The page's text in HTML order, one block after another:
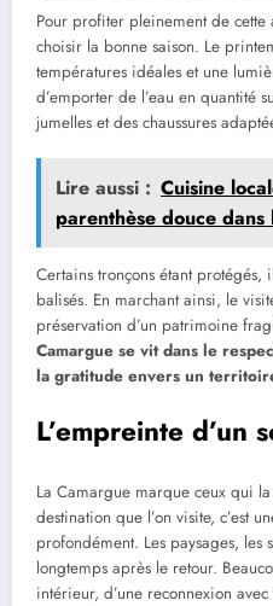
Pour profiter pleinement de
choisir la bonne saison. Le
températures idéales et une
d’emporter de l’eau en quantité
jumelles et des chaussures
Lire aussi : Cuisine
parenthèse douce dans
Certains tronçons étant protégés,
balisés. En marchant ainsi, le
préservation d’un patrimoine
Camargue se vit dans le
la gratitude envers un
L’empreinte d’un
La Camargue marque ceux qui la
destination que l’on visite, c’est
profondément. Les paysages, les
longtemps après le retour.
intérieur, d’une reconnexion